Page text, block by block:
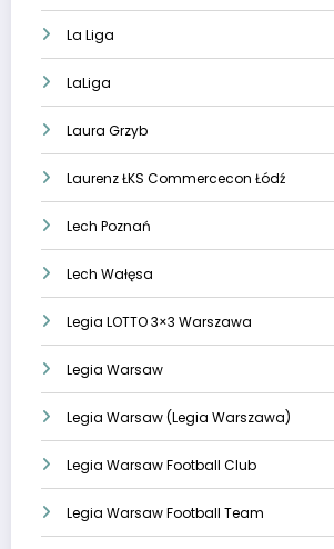
La Liga
LaLiga
Laura Grzyb
Laurenz ŁKS Commercecon Łódź
Lech Poznań
Lech Wałęsa
Legia LOTTO 3×3 Warszawa
Legia Warsaw
Legia Warsaw (Legia Warszawa)
Legia Warsaw Football Club
Legia Warsaw Football Team